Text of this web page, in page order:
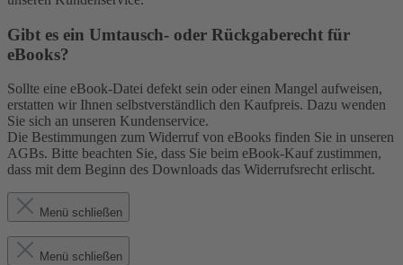
Gibt es ein Umtausch- oder Rückgaberecht für
eBooks?
Sollte eine eBook-Datei defekt sein oder einen Mangel aufweisen,
erstatten wir Ihnen selbstverständlich den Kaufpreis. Dazu wenden
Sie sich an unseren Kundenservice.
Die Bestimmungen zum Widerruf von eBooks finden Sie in unseren
AGBs. Bitte beachten Sie, dass Sie beim eBook-Kauf zustimmen,
dass mit dem Beginn des Downloads das Widerrufsrecht erlischt.
Menü schließen
Menü schließen